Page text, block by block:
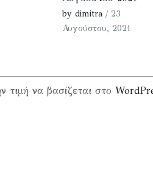
by dimitra / 23
Αυγούστου, 2021
τιμή να βασίζεται στο